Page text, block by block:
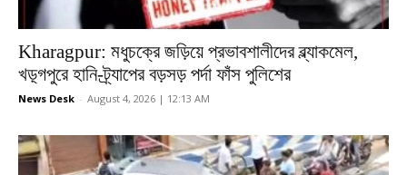
Kharagpur: মধুচক্রে জড়িয়ে প্রভাবশালীদের ব্ল্যাকমেল,
খড়্গপুরে হানি-ট্র্যাপের বড়সড় পর্দা ফাঁস পুলিশের
News Desk - August 4, 2026 | 12:13 AM